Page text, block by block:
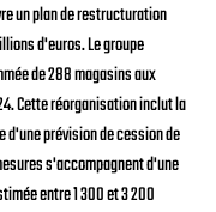
un plan de restructuration
d'euros. Le groupe
de 288 magasins aux
Cette réorganisation inclut la
d'une prévision de cession de
s'accompagnent d'une
entre 1 300 et 3 200